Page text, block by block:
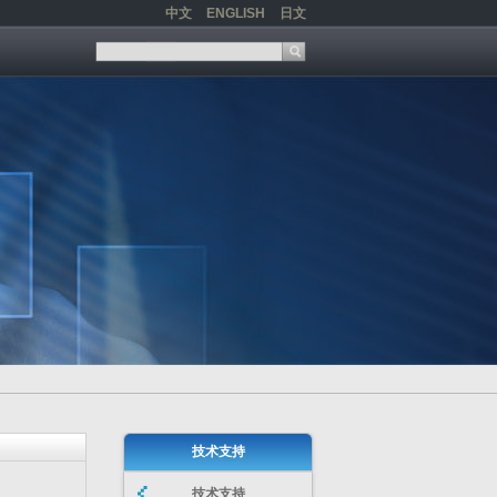
中文 ENGLISH 日文
技术支持
技术支持